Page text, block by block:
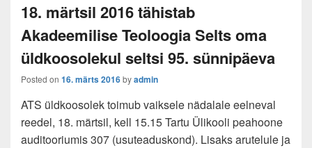
18. märtsil 2016 tähistab
Akadeemilise Teoloogia Selts oma
üldkoosolekul seltsi 95. sünnipäeva
Posted on 16. märts 2016byadmin
ATS üldkoosolek toimub vaiksele nädalale eelneval
reedel, 18. märtsil, kell 15.15 Tartu Ülikooli peahoone
auditooriumis 307 (usuteaduskond). Lisaks arutelule ja